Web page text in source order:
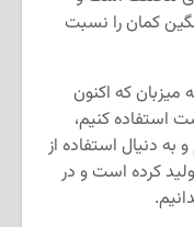
کمان را نسبت
میزبان که اکنون
استفاده کنیم،
دنیال استفاده از
کرده است و در